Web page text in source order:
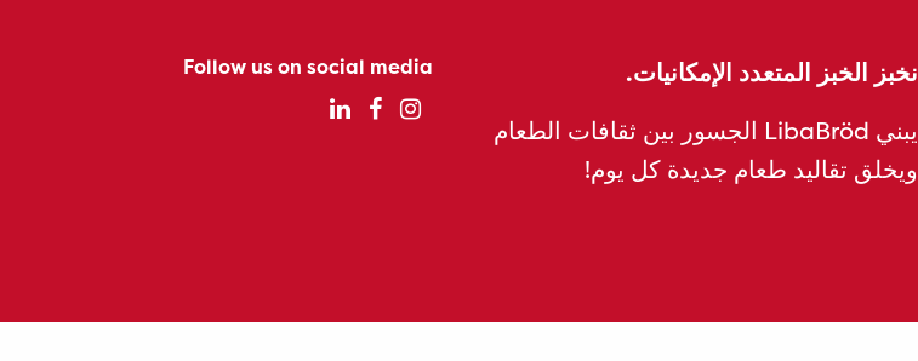
نخبز الخبز المتعدد الإمكانيات.
يبني LibaBröd الجسور بين ثقافات الطعام
ويخلق تقاليد طعام جديدة كل يوم!
Follow us on social media